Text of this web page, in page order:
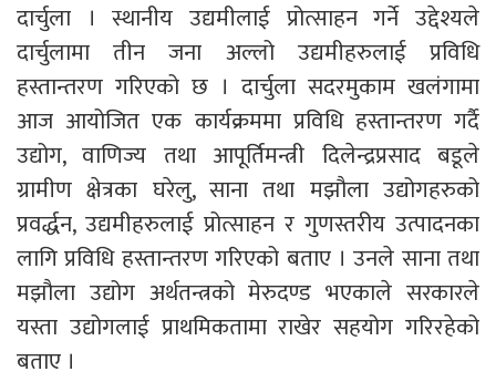
दार्चुला । स्थानीय उद्यमीलाई प्रोत्साहन गर्ने उद्देश्यले
दार्चुलामा तीन जना अल्लो उद्यमीहरुलाई प्रविधि
हस्तान्तरण गरिएको छ । दार्चुला सदरमुकाम खलंगामा
आज आयोजित एक कार्यक्रममा प्रविधि हस्तान्तरण गर्दै
उद्योग, वाणिज्य तथा आपूर्तिमन्त्री दिलेन्द्रप्रसाद बडूले
ग्रामीण क्षेत्रका घरेलु, साना तथा मझौला उद्योगहरुको
प्रवर्द्धन, उद्यमीहरुलाई प्रोत्साहन र गुणस्तरीय उत्पादनका
लागि प्रविधि हस्तान्तरण गरिएको बताए । उनले साना तथा
मझौला उद्योग अर्थतन्त्रको मेरुदण्ड भएकाले सरकारले
यस्ता उद्योगलाई प्राथमिकतामा राखेर सहयोग गरिरहेको
बताए ।